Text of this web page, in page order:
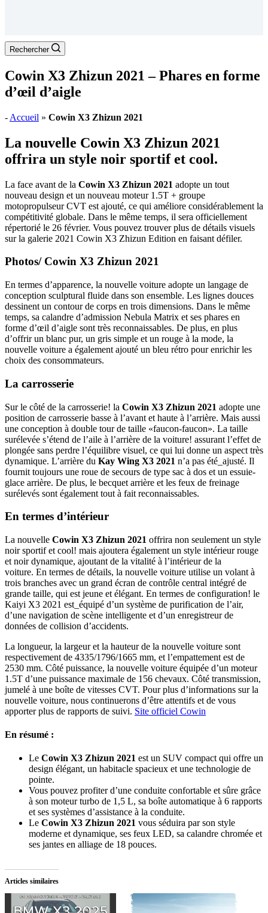
Rechercher
Cowin X3 Zhizun 2021 – Phares en forme
d’œil d’aigle
- Accueil » Cowin X3 Zhizun 2021
La nouvelle Cowin X3 Zhizun 2021
offrira un style noir sportif et cool.
La face avant de la Cowin X3 Zhizun 2021 adopte un tout
nouveau design et un nouveau moteur 1.5T + groupe
motopropulseur CVT est ajouté, ce qui améliore considérablement la
compétitivité globale. Dans le même temps, il sera officiellement
répertorié le 26 février. Vous pouvez trouver plus de détails visuels
sur la galerie 2021 Cowin X3 Zhizun Edition en faisant défiler.
Photos/ Cowin X3 Zhizun 2021
En termes d’apparence, la nouvelle voiture adopte un langage de
conception sculptural fluide dans son ensemble. Les lignes douces
dessinent un contour de corps en trois dimensions. Dans le même
temps, sa calandre d’admission Nebula Matrix et ses phares en
forme d’œil d’aigle sont très reconnaissables. De plus, en plus
d’offrir un blanc pur, un gris simple et un rouge à la mode, la
nouvelle voiture a également ajouté un bleu rétro pour enrichir les
choix des consommateurs.
La carrosserie
Sur le côté de la carrosserie! la Cowin X3 Zhizun 2021 adopte une
position de carrosserie basse à l’avant et haute à l’arrière. Mais aussi
une conception à double tour de taille «faucon-faucon». La taille
surélevée s’étend de l’aile à l’arrière de la voiture! assurant l’effet de
plongée sans perdre l’équilibre visuel, ce qui lui donne un aspect très
dynamique. L’arrière du Kay Wing X3 2021 n’a pas été_ajusté. Il
fournit toujours une roue de secours de type sac à dos et un essuie-
glace arrière. De plus, le becquet arrière et les feux de freinage
surélevés sont également tout à fait reconnaissables.
En termes d’intérieur
La nouvelle Cowin X3 Zhizun 2021 offrira non seulement un style
noir sportif et cool! mais ajoutera également un style intérieur rouge
et noir dynamique, ajoutant de la vitalité à l’intérieur de la
voiture. En termes de détails, la nouvelle voiture utilise un volant à
trois branches avec un grand écran de contrôle central intégré de
grande taille, qui est jeune et élégant. En termes de configuration! le
Kaiyi X3 2021 est_équipé d’un système de purification de l’air,
d’une navigation de scène intelligente et d’un enregistreur de
données de collision d’accidents.
La longueur, la largeur et la hauteur de la nouvelle voiture sont
respectivement de 4335/1796/1665 mm, et l’empattement est de
2530 mm. Côté puissance, la nouvelle voiture équipée d’un moteur
1.5T d’une puissance maximale de 156 chevaux. Côté transmission,
jumelé à une boîte de vitesses CVT. Pour plus d’informations sur la
nouvelle voiture, nous continuerons d’être attentifs et de vous
apporter plus de rapports de suivi. Site officiel Cowin
En résumé :
Le Cowin X3 Zhizun 2021 est un SUV compact qui offre un
design élégant, un habitacle spacieux et une technologie de
pointe.
Vous pouvez profiter d’une conduite confortable et sûre grâce
à son moteur turbo de 1,5 L, sa boîte automatique à 6 rapports
et ses systèmes d’assistance à la conduite.
Le Cowin X3 Zhizun 2021 vous séduira par son style
moderne et dynamique, ses feux LED, sa calandre chromée et
ses jantes en alliage de 18 pouces.
Articles similaires